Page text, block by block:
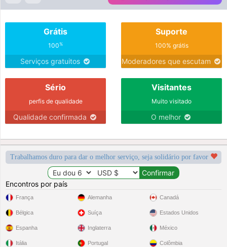
Grátis
100%
Serviços gratuitos
Suporte
100% grátis
Moderadores que escutam
Sério
perfis de qualidade
Qualidade confirmada
Visitantes
Muito visitado
O melhor
Trabalhamos duro para dar o melhor serviço, seja solidário por favor
Encontros por país
França
Bélgica
Espanha
Itália
Alemanha
Suíça
Inglaterra
Portugal
Canadá
Estados Unidos
México
Colômbia